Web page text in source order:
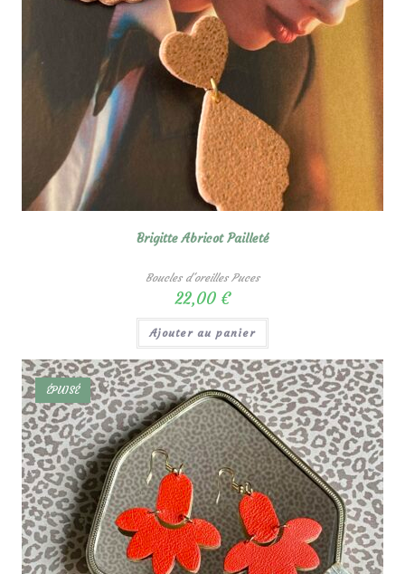
Brigitte Abricot Pailleté
Boucles d'oreilles Puces
22,00 €
Ajouter au panier
ÉPUISÉ